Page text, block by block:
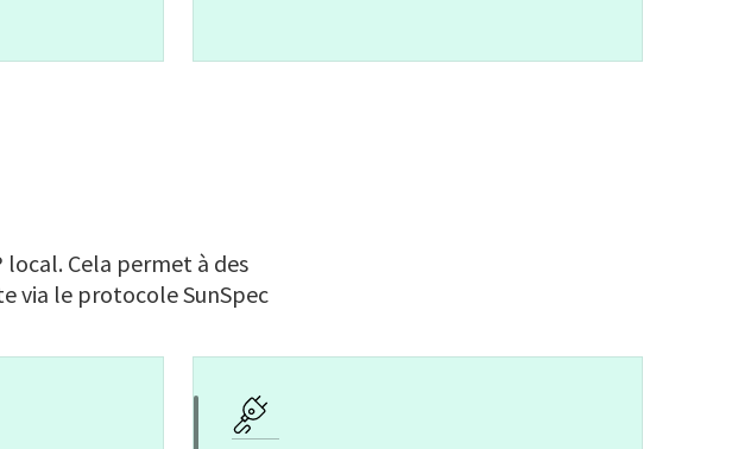
local. Cela permet à des
via le protocole SunSpec